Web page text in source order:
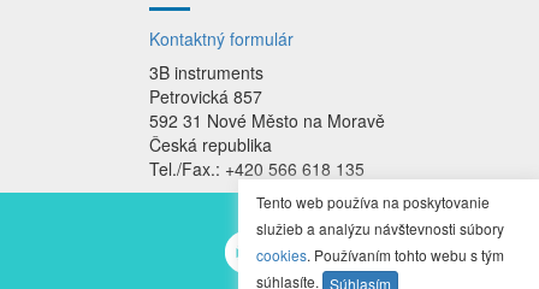
Kontaktný formulár
3B instruments
Petrovická 857
592 31 Nové Město na Moravě
Česká republika
Tel./Fax.: +420 566 618 135
Tento web používa na poskytovanie
služieb a analýzu návštevnosti súbory
cookies. Používaním tohto webu s tým
súhlasíte. Súhlasím